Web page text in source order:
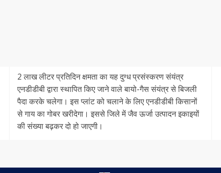
2 लाख लीटर प्रतिदिन क्षमता का यह दुग्ध प्रसंस्करण संयंत्र
एनडीडीबी द्वारा स्थापित किए जाने वाले बायो-गैस संयंत्र से बिजली
पैदा करके चलेगा। इस प्लांट को चलाने के लिए एनडीडीबी किसानों
से गाय का गोबर खरीदेगा। इससे जिले में जैव ऊर्जा उत्पादन इकाइयों
की संख्या बढ़कर दो हो जाएगी।